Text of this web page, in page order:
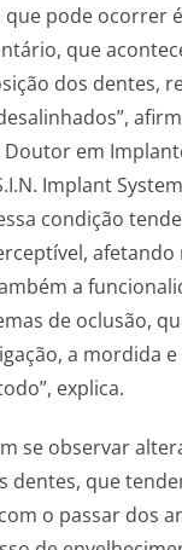
que pode ocorrer
que
dos dentes,
Doutor em
Implant
condição
a
de oclusão,
a mordida e
explica.
se observar
dentes, que
o passar dos